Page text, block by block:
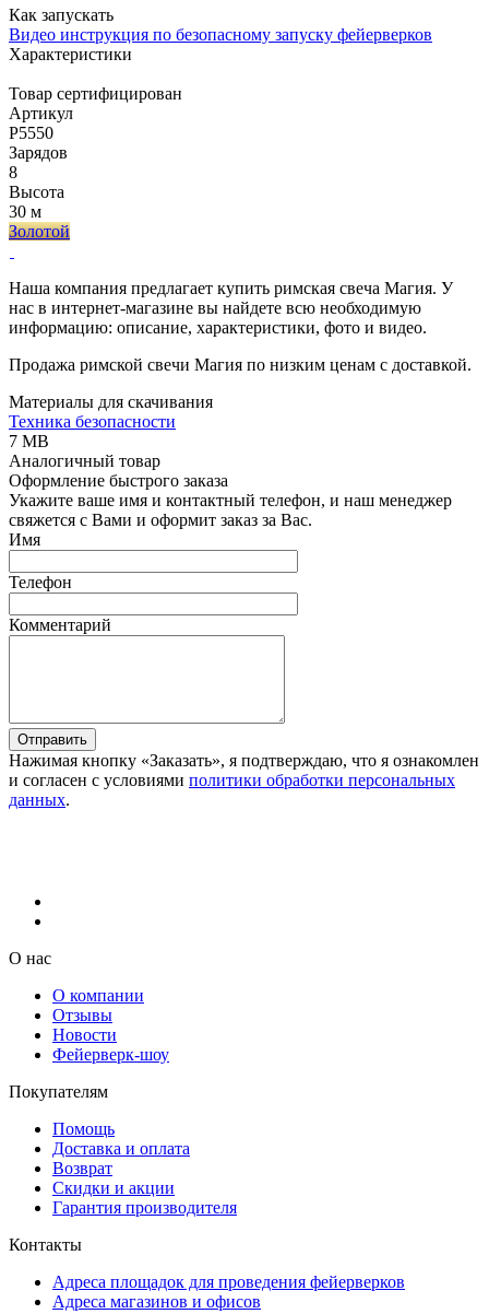
Как запускать
Видео инструкция по безопасному запуску фейерверков
Характеристики
Товар сертифицирован
Артикул
Р5550
Зарядов
8
Высота
30 м
Золотой
Наша компания предлагает купить римская свеча Магия. У
нас в интернет-магазине вы найдете всю необходимую
информацию: описание, характеристики, фото и видео.
Продажа римской свечи Магия по низким ценам с доставкой.
Материалы для скачивания
Техника безопасности
7 MB
Аналогичный товар
Оформление быстрого заказа
Укажите ваше имя и контактный телефон, и наш менеджер
свяжется с Вами и оформит заказ за Вас.
Имя
Телефон
Комментарий
Отправить
Нажимая кнопку «Заказать», я подтверждаю, что я ознакомлен
и согласен с условиями политики обработки персональных
данных.
О нас
О компании
Отзывы
Новости
Фейерверк-шоу
Покупателям
Помощь
Доставка и оплата
Возврат
Скидки и акции
Гарантия производителя
Контакты
Адреса площадок для проведения фейерверков
Адреса магазинов и офисов